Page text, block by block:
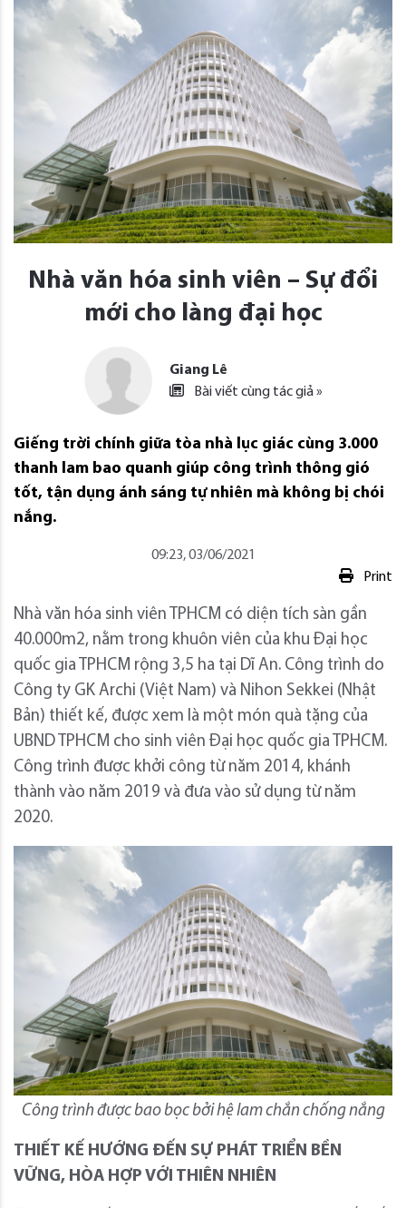
Nhà văn hóa sinh viên – Sự đổi
mới cho làng đại học
Giang Lê
Bài viết cùng tác giả »
Giếng trời chính giữa tòa nhà lục giác cùng 3.000
thanh lam bao quanh giúp công trình thông gió
tốt, tận dụng ánh sáng tự nhiên mà không bị chói
nắng.
09:23, 03/06/2021
Print
Nhà văn hóa sinh viên TPHCM có diện tích sàn gần
40.000m2, nằm trong khuôn viên của khu Đại học
quốc gia TPHCM rộng 3,5 ha tại Dĩ An. Công trình do
Công ty GK Archi (Việt Nam) và Nihon Sekkei (Nhật
Bản) thiết kế, được xem là một món quà tặng của
UBND TPHCM cho sinh viên Đại học quốc gia TPHCM.
Công trình được khởi công từ năm 2014, khánh
thành vào năm 2019 và đưa vào sử dụng từ năm
2020.
Công trình được bao bọc bởi hệ lam chắn chống nắng
THIẾT KẾ HƯỚNG ĐẾN SỰ PHÁT TRIỂN BỀN
VỮNG, HÒA HỢP VỚI THIÊN NHIÊN